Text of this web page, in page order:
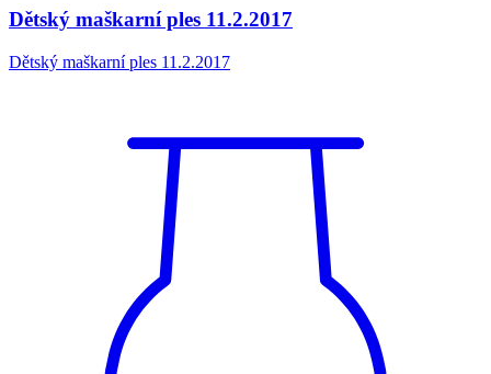
Dětský maškarní ples 11.2.2017
Dětský maškarní ples 11.2.2017